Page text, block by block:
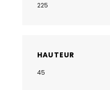
225
HAUTEUR
45